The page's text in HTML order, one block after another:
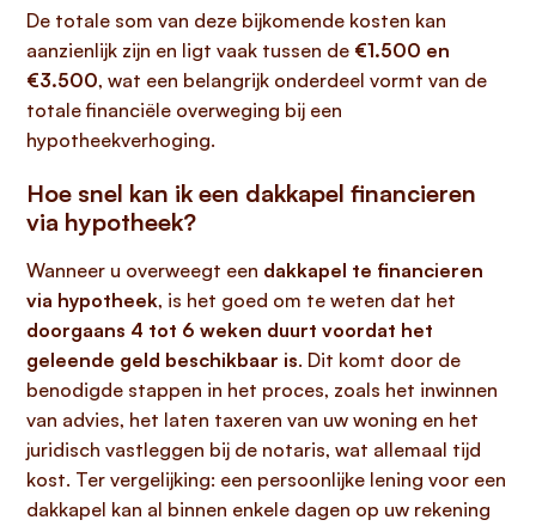
De totale som van deze bijkomende kosten kan
aanzienlijk zijn en ligt vaak tussen de €1.500 en
€3.500, wat een belangrijk onderdeel vormt van de
totale financiële overweging bij een
hypotheekverhoging.
Hoe snel kan ik een dakkapel financieren
via hypotheek?
Wanneer u overweegt een dakkapel te financieren
via hypotheek, is het goed om te weten dat het
doorgaans 4 tot 6 weken duurt voordat het
geleende geld beschikbaar is. Dit komt door de
benodigde stappen in het proces, zoals het inwinnen
van advies, het laten taxeren van uw woning en het
juridisch vastleggen bij de notaris, wat allemaal tijd
kost. Ter vergelijking: een persoonlijke lening voor een
dakkapel kan al binnen enkele dagen op uw rekening